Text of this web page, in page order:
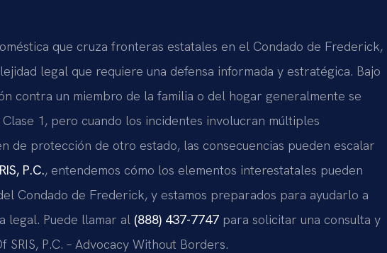
que cruza fronteras estatales en el Condado de Frederick,
legal que requiere una defensa informada y estratégica. Bajo
contra un miembro de la familia o del hogar generalmente se
1, pero cuando los incidentes involucran múltiples
de protección de otro estado, las consecuencias pueden escalar
P.C., entendemos cómo los elementos interestatales pueden
Condado de Frederick, y estamos preparados para ayudarlo a
legal. Puede llamar al (888) 437-7747 para solicitar una consulta y
SRIS, P.C. – Advocacy Without Borders.